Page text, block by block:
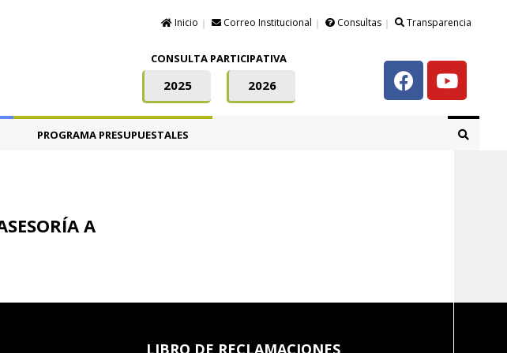
Inicio Correo Institucional Consultas Transparencia
CONSULTA PARTICIPATIVA
2025 2026
PROGRAMA PRESUPUESTALES
A
LIBRO DE RECLAMACIONES